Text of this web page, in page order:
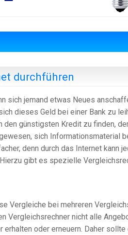
durchführen
sich jemand etwas Neues
dieses Geld bei einer Bank zu
den günstigsten Kredit zu finden,
sich Informationsmaterial
denn durch das Internet kann
gibt es spezielle
Vergleiche bei mehreren
Vergleichsrechner nicht alle
oder erneuern. Daher